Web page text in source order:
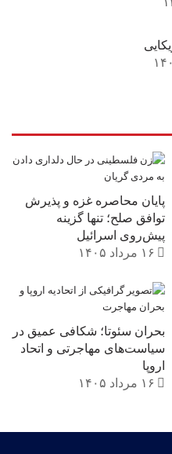
پایان محاصره غزه و پذیرش
توافق صلح؛ تنها گزینه
پیش‌روی اسرائیل
۱۶ مرداد ۱۴۰۵
بحران سئوتا؛ شکافی عمیق در
سیاست‌های مهاجرتی و اتحاد
اروپا
۱۶ مرداد ۱۴۰۵